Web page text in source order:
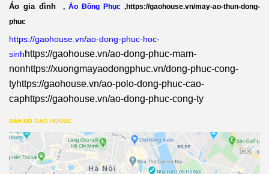
Áo gia đình , Áo Đồng Phục ,https://gaohouse.vn/may-ao-thun-dong-
phuc
https://gaohouse.vn/ao-dong-phuc-hoc-
sinhhttps://gaohouse.vn/ao-dong-phuc-mam-
nonhttps://xuongmayaodongphuc.vn/dong-phuc-cong-
tyhttps://gaohouse.vn/ao-polo-dong-phuc-cao-
caphttps://gaohouse.vn/ao-dong-phuc-cong-ty
BẢN ĐỒ GẠO HOUSE